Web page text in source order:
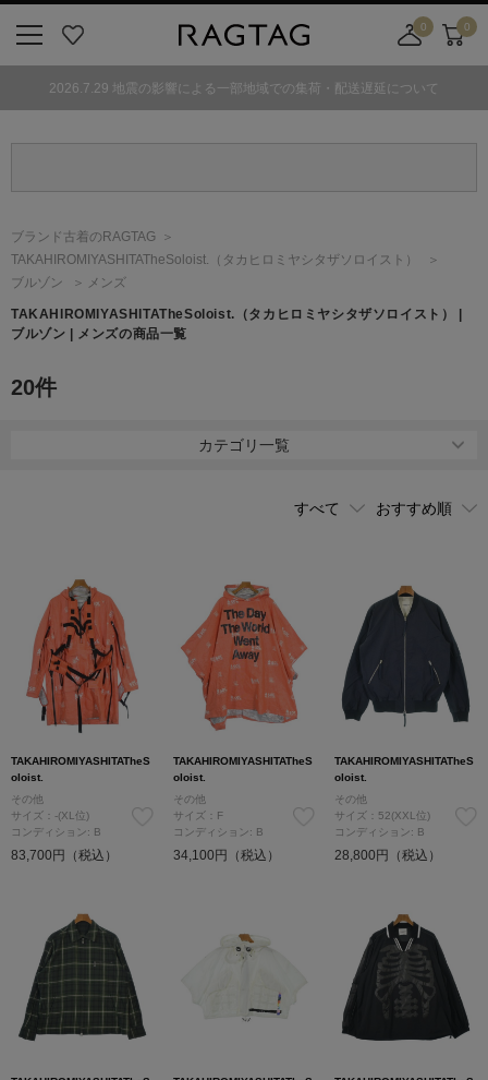
気
0
舗
カ
0
2026.7.29 地震の影響による一部地域での集荷・配送遅延について
ブランド古着のRAGTAG
TAKAHIROMIYASHITATheSoloist. （タカヒロミヤシタザソロイスト）
ブルゾン
メンズ
TAKAHIROMIYASHITATheSoloist. （タカヒロミヤシタザソロイスト）
ブルゾン | メンズの商品一覧
20件
カテゴリ一覧
TAKAHIROMIYASHITATheS
oloist.
その他
サイズ：-(XL位)
コンディション: B
83,700円（税込）
TAKAHIROMIYASHITATheS
oloist.
その他
サイズ：F
コンディション: B
34,100円（税込）
TAKAHIROMIYASHITATheS
oloist.
その他
サイズ：52(XXL位)
コンディション: B
28,800円（税込）